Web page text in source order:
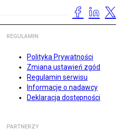
REGULAMIN
Polityka Prywatności
Zmiana ustawień zgód
Regulamin serwisu
Informacje o nadawcy
Deklaracja dostępności
PARTNERZY